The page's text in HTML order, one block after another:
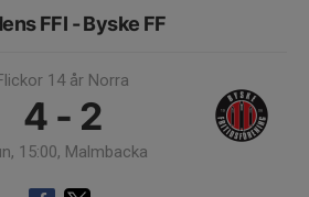
FFI - Byske FF
14 år Norra
4 - 2
15:00, Malmbacka